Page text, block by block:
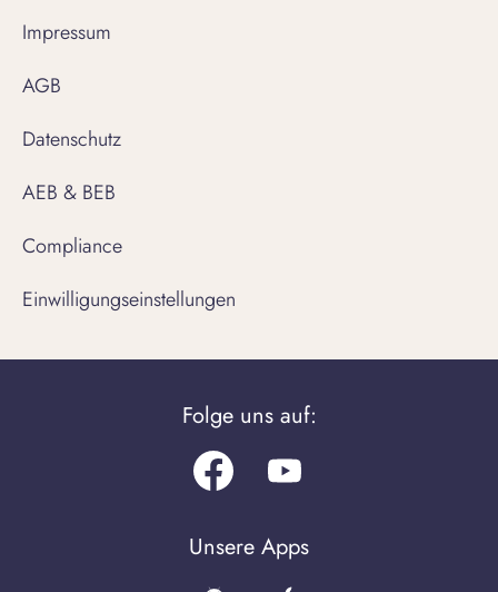
Impressum
AGB
Datenschutz
AEB & BEB
Compliance
Einwilligungseinstellungen
Folge uns auf:
FacebookYoutube.com
Unsere Apps